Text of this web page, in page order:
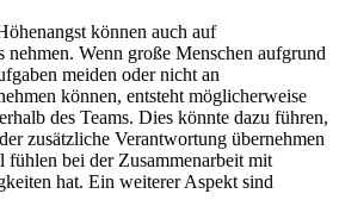
können auch auf
Wenn große Menschen aufgrund
meiden oder nicht an
können, entsteht möglicherweise
des Teams. Dies könnte dazu führen,
zusätzliche Verantwortung übernehmen
fühlen bei der Zusammenarbeit mit
hat. Ein weiterer Aspekt sind